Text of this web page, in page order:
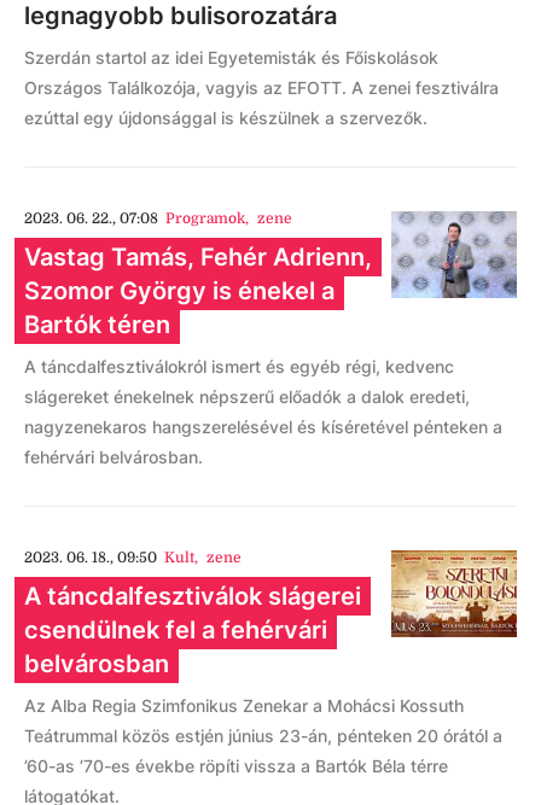
legnagyobb bulisorozatára
Szerdán startol az idei Egyetemisták és Főiskolások
Országos Találkozója, vagyis az EFOTT. A zenei fesztiválra
ezúttal egy újdonsággal is készülnek a szervezők.
2023. 06. 22., 07:08 Programok, zene
Vastag Tamás, Fehér Adrienn,
Szomor György is énekel a
Bartók téren
A táncdalfesztiválokról ismert és egyéb régi, kedvenc
slágereket énekelnek népszerű előadók a dalok eredeti,
nagyzenekaros hangszerelésével és kíséretével pénteken a
fehérvári belvárosban.
2023. 06. 18., 09:50 Kult, zene
A táncdalfesztiválok slágerei
csendülnek fel a fehérvári
belvárosban
Az Alba Regia Szimfonikus Zenekar a Mohácsi Kossuth
Teátrummal közös estjén június 23-án, pénteken 20 órától a
’60-as ’70-es évekbe röpíti vissza a Bartók Béla térre
látogatókat.